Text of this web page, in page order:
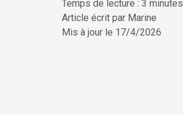
Temps de lecture : 3 minutes
Article écrit par Marine
Mis à jour le 17/4/2026